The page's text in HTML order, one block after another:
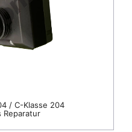
/ C-Klasse 204
Reparatur